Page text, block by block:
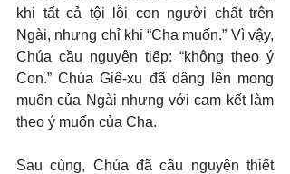
khi tất cả tội lỗi con người chất trên
Ngài, nhưng chỉ khi “Cha muốn.” Vì vậy,
Chúa cầu nguyện tiếp: “không theo ý
Con.” Chúa Giê-xu đã dâng lên mong
muốn của Ngài nhưng với cam kết làm
theo ý muốn của Cha.
Sau cùng, Chúa đã cầu nguyện thiết